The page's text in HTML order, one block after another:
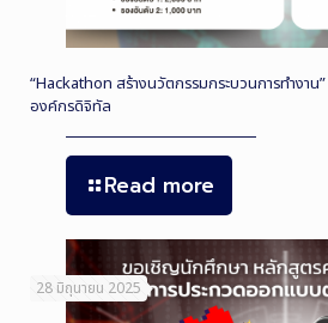
“Hackathon สร้างนวัตกรรมกระบวนการทำงาน
องค์กรดิจิทัล
Read more
28 มิถุนายน 2025